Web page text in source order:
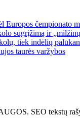
Europos čempionato
sugrįžimą ir
tiek indėlių
taurės varžybos
SEO tekstų